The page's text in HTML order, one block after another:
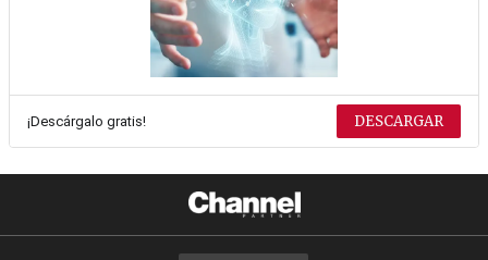
¡Descárgalo gratis! DESCARGAR